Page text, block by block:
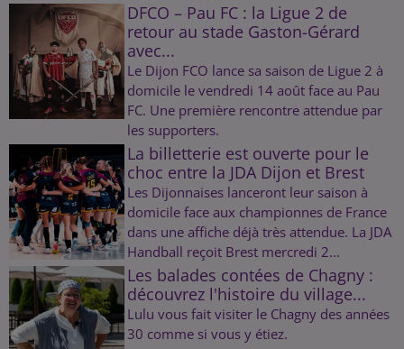
DFCO – Pau FC : la Ligue 2 de
retour au stade Gaston-Gérard
avec...
Le Dijon FCO lance sa saison de Ligue 2 à
domicile le vendredi 14 août face au Pau
FC. Une première rencontre attendue par
les supporters.
La billetterie est ouverte pour le
choc entre la JDA Dijon et Brest
Les Dijonnaises lanceront leur saison à
domicile face aux championnes de France
dans une affiche déjà très attendue. La JDA
Handball reçoit Brest mercredi 2...
Les balades contées de Chagny :
découvrez l'histoire du village...
Lulu vous fait visiter le Chagny des années
30 comme si vous y étiez.